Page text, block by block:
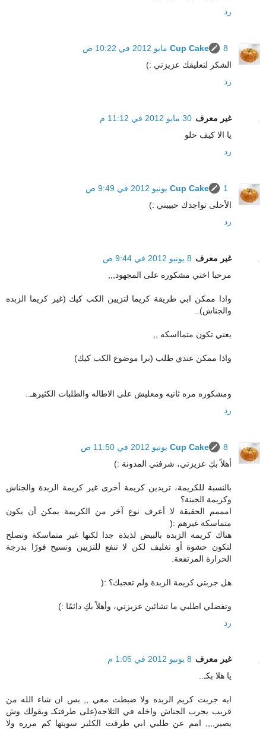
رد
Cup Cake
8 مايو 2012 في 10:22 ص
الشكر لتعليقك عزيزتي :)
رد
غير معرف 30 مايو 2012 في 11:12 م
يا الا كيف حلو
رد
Cup Cake
1 يونيو 2012 في 9:49 ص
الأحلى تواجدك حبيبتي :)
رد
غير معرف 8 يونيو 2012 في 9:44 ص
مرحبا اختي مشكوره على المجهود,,,
واذا ممكن ابي طريقة كريما لتزيين الكب كيك (غير كريما الزبده
والجناش)..
يعني تكون متمااسكه ,,
واذا ممكن عندي طلب (برا موضوع الكب كيك)
ومشكوره مره ثانيه ومعليش على الاطاله والطلبات الكثيرهـ..
رد
Cup Cake
8 يونيو 2012 في 11:50 ص
أهلاً بكِ عزيزتي، شرفتي المدونة :)
بالنسبة للكريمة، تريدين كريمة أخرى غير كريمة الزبدة والجناش
وكريمة الجبنة؟
امممم الحقيقة لا أعرف نوع آخر من الكريمة يمكن أن يكون
متماسكة غيرهم :(
هناك كريمة الزبدة بالبيض لذيذة جدا لكنها غير متماسكة وتصلح
لتكون حشوة أو تغليف لكن لا تنفع للتزيين وتسيح فورًا بدرجة
الحرارة المرتفعة.
هل جربتي كريمة الزبدة ولم تعجبك؟ :(
وتفضلي اطلبي ما تشائين عزيزتي، وأهلاً بكِ دائمًا :)
رد
غير معرف 8 يونيو 2012 في 1:05 م
يا هلا بكـ..
ايه جربت كريم الزبده ولا ضبطت معي ,, بس ان شاء الله من
قريب بجرب الجناش واخله في الثلاجه(على طرقتكـ وبقولك وش
يصير,,,, امم عن طلبي ابي طرقت الكلير سويتها كم مرره ولا